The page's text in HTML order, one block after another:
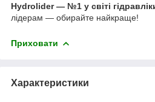
Hydrolider — №1 у світі
лідерам — обирайте найкраще!
Приховати
Характеристики